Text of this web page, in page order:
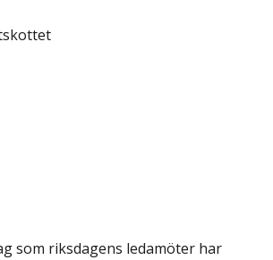
som riksdagens ledamöter har